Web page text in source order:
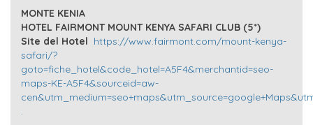
MONTE KENIA
HOTEL FAIRMONT MOUNT KENYA SAFARI CLUB (5*)
Site del Hotel https://www.fairmont.com/mount-kenya-
safari/?
goto=fiche_hotel&code_hotel=A5F4&merchantid=seo-
maps-KE-A5F4&sourceid=aw-
.